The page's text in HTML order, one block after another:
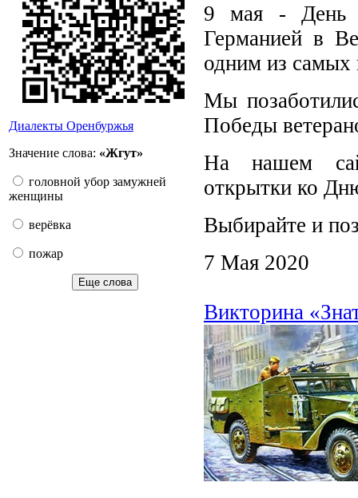
Диалекты Оренбуржья
Значение слова: «Жгут»
головной убор замужней
женщины
верёвка
пожар
Еще слова
9 мая - День
Германией в
одним из самых
Мы
Победы
На нашем
открытки ко
Выбирайте и
7 Мая 2020
Викторина